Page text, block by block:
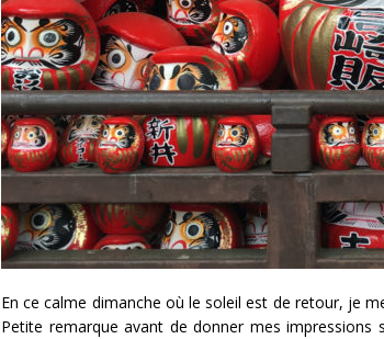
En ce calme dimanche où le soleil est de retour, je
Petite remarque avant de donner mes impressions